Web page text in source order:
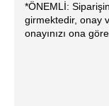
*ÖNEMLİ:
girmektedir, onay
onayınızı ona